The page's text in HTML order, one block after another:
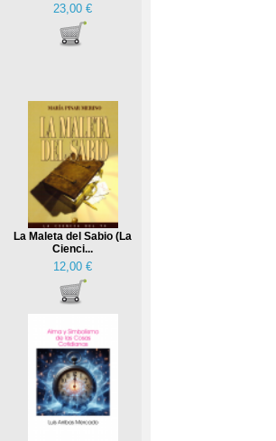
23,00 €
La Maleta del Sabio (La
Cienci...
12,00 €